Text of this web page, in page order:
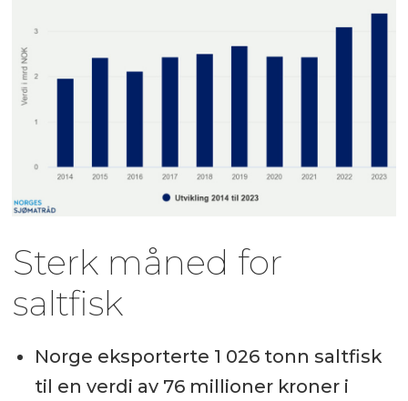
Sterk måned for
saltfisk
Norge eksporterte 1 026 tonn saltfisk
til en verdi av 76 millioner kroner i